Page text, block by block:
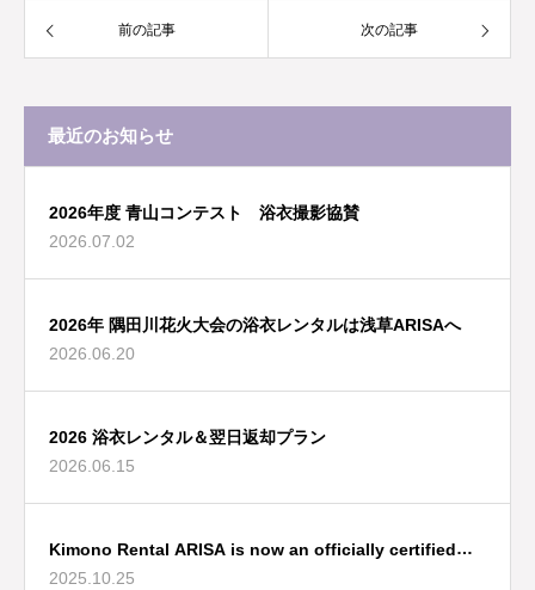
前の記事 次の記事
最近のお知らせ
2026年度 青山コンテスト 浴衣撮影協賛
2026.07.02
2026年 隅田川花火大会の浴衣レンタルは浅草ARISAへ
2026.06.20
2026 浴衣レンタル＆翌日返却プラン
2026.06.15
Kimono Rental ARISA is now an officially certified
Tokyo Tourist Information Center!
2025.10.25